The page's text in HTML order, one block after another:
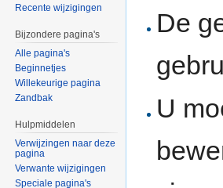
De
U
Recente wijzigingen
Bijzondere pagina's
Alle pagina's
Beginnetjes
Willekeurige pagina
Zandbak
Hulpmiddelen
Verwijzingen naar deze
pagina
Verwante wijzigingen
Speciale pagina's